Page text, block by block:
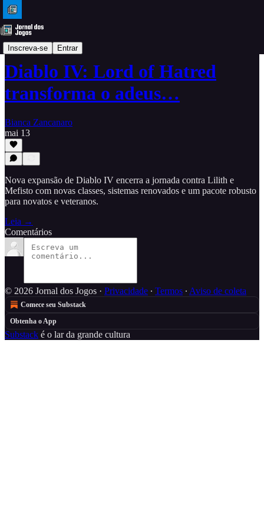
Inscreva-se Entrar
Análises
Diablo IV: Lord of Hatred
transforma o adeus…
Bianca Zancanaro
mai 13
Nova expansão de Diablo IV encerra a jornada contra Lilith e
Mefisto com novas classes, sistemas renovados e um pacote robusto
para novatos e veteranos.
Leia →
Comentários
© 2026 Jornal dos Jogos · Privacidade ∙ Termos ∙ Aviso de coleta
Comece seu Substack
Obtenha o App
Substack é o lar da grande cultura